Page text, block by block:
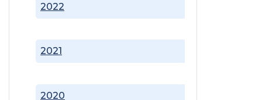
2020
2021
2022